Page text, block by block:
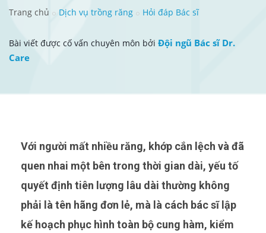
Trang chủ Dịch vụ trồng răng Hỏi đáp Bác sĩ
Bài viết được cố vấn chuyên môn bởi Đội ngũ Bác sĩ Dr.
Care
Với người mất nhiều răng, khớp cắn lệch và đã
quen nhai một bên trong thời gian dài, yếu tố
quyết định tiên lượng lâu dài thường không
phải là tên hãng đơn lẻ, mà là cách bác sĩ lập
kế hoạch phục hình toàn bộ cung hàm, kiểm